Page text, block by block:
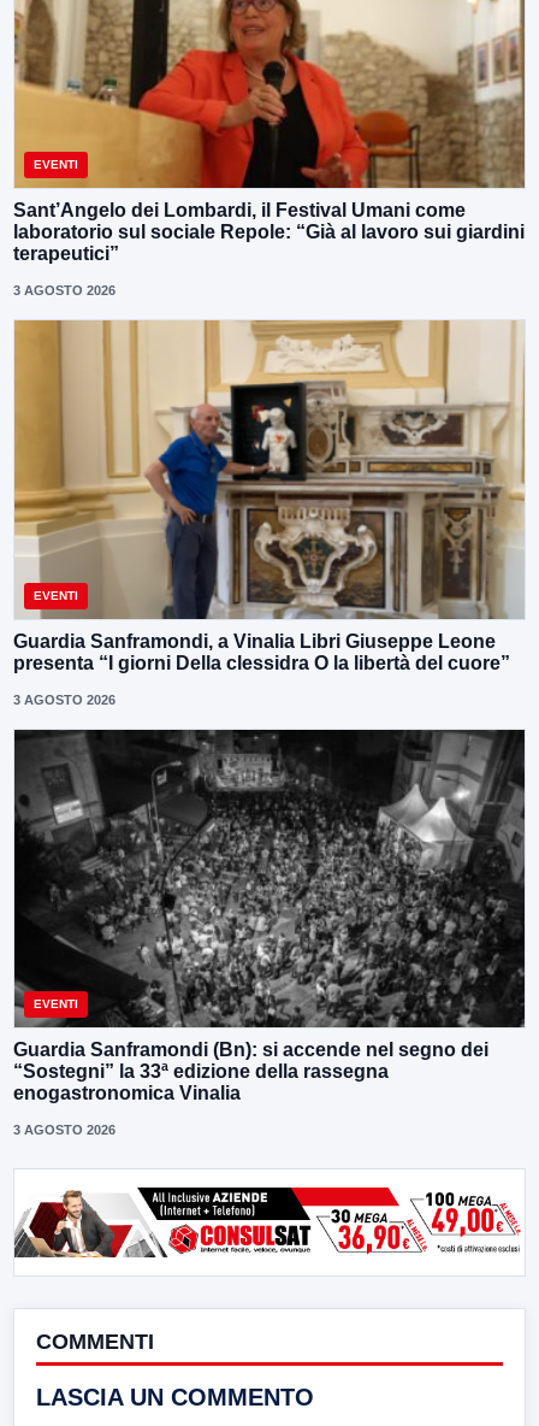
EVENTI
Sant’Angelo dei Lombardi, il Festival Umani come
laboratorio sul sociale Repole: “Già al lavoro sui giardini
terapeutici”
3 AGOSTO 2026
EVENTI
Guardia Sanframondi, a Vinalia Libri Giuseppe Leone
presenta “I giorni Della clessidra O la libertà del cuore”
3 AGOSTO 2026
EVENTI
Guardia Sanframondi (Bn): si accende nel segno dei
“Sostegni” la 33ª edizione della rassegna
enogastronomica Vinalia
3 AGOSTO 2026
COMMENTI
LASCIA UN COMMENTO